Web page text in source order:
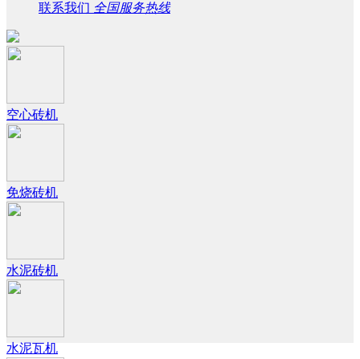
联系我们 全国服务热线
空心砖机
免烧砖机
水泥砖机
水泥瓦机